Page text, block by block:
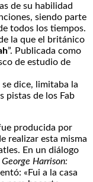
de su habilidad
siendo parte
todos los tiempos.
la que el británico
”. Publicada como
de estudio de
se dice, limitaba la
pistas de los Fab
producida por
realizar esta misma
En un diálogo
George Harrison:
«Fui a la casa